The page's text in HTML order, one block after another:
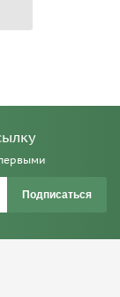
Подписаться